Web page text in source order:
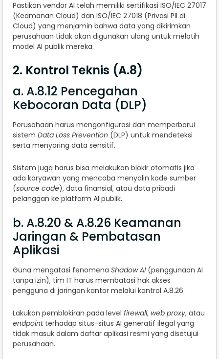
Pastikan vendor AI telah memiliki sertifikasi ISO/IEC 27017
(Keamanan Cloud) dan ISO/IEC 27018 (Privasi PII di
Cloud) yang menjamin bahwa data yang dikirimkan
perusahaan tidak akan digunakan ulang untuk melatih
model AI publik mereka.
2. Kontrol Teknis (A.8)
a. A.8.12 Pencegahan
Kebocoran Data (DLP)
Perusahaan harus mengonfigurasi dan memperbarui
sistem Data Loss Prevention (DLP) untuk mendeteksi
serta menyaring data sensitif.
Sistem juga harus bisa melakukan blokir otomatis jika
ada karyawan yang mencoba menyalin kode sumber
(source code), data finansial, atau data pribadi
pelanggan ke platform AI publik.
b. A.8.20 & A.8.26 Keamanan
Jaringan & Pembatasan
Aplikasi
Guna mengatasi fenomena Shadow AI(penggunaan AI
tanpa izin), tim IT harus membatasi hak akses
pengguna di jaringan kantor melalui kontrol A.8.26.
Lakukan pemblokiran pada level firewall, web proxy, atau
endpointterhadap situs-situs AI generatif ilegal yang
tidak masuk dalam daftar aplikasi resmi yang disetujui
perusahaan.